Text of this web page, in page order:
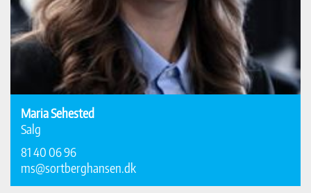
Maria Sehested
Salg
81 40 06 96
ms@sortberghansen.dk